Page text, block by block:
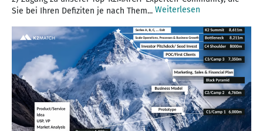
Sie bei Ihren Defiziten je nach Them... Weiterlesen